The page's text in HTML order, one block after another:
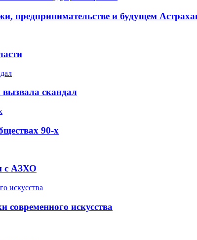
предпринимательстве и будущем
вызвала скандал
90-х
с АЗХО
современного искусства